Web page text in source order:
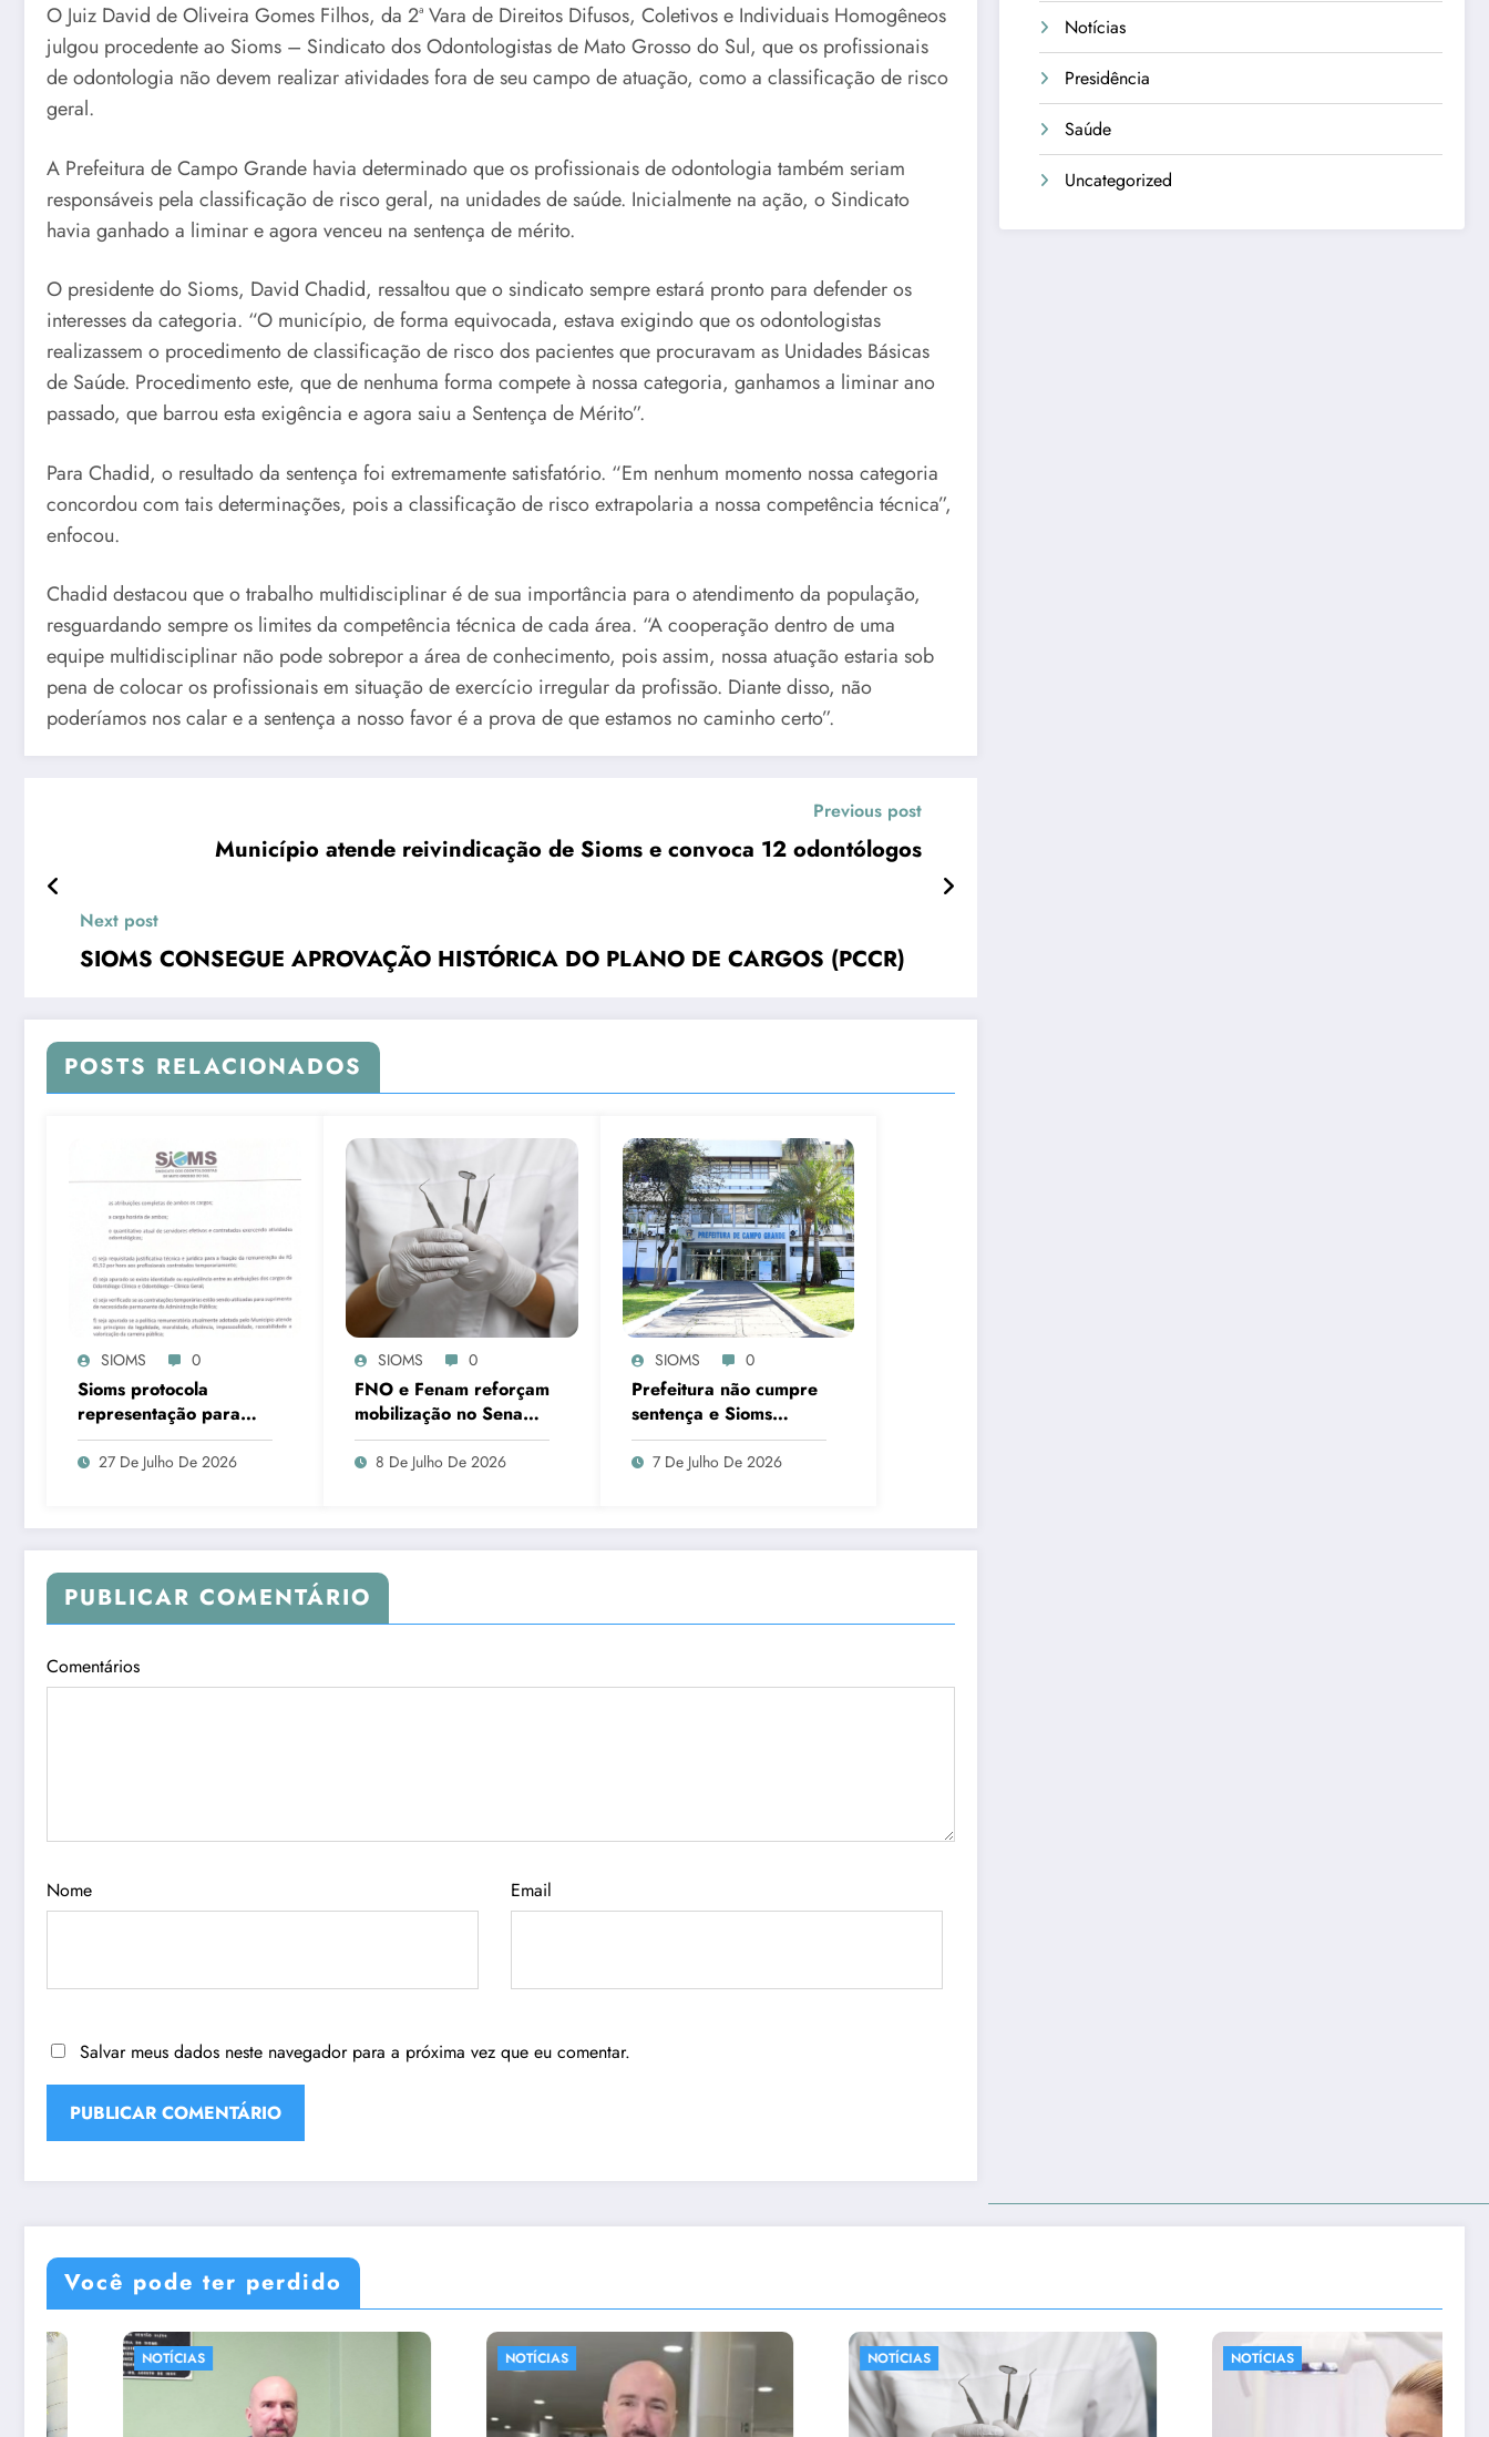
O Juiz David de Oliveira Gomes Filhos, da 2ª Vara de Direitos Difusos, Coletivos e Individuais Homogêneos
julgou procedente ao Sioms – Sindicato dos Odontologistas de Mato Grosso do Sul, que os profissionais
de odontologia não devem realizar atividades fora de seu campo de atuação, como a classificação de risco
geral.
A Prefeitura de Campo Grande havia determinado que os profissionais de odontologia também seriam
responsáveis pela classificação de risco geral, na unidades de saúde. Inicialmente na ação, o Sindicato
havia ganhado a liminar e agora venceu na sentença de mérito.
O presidente do Sioms, David Chadid, ressaltou que o sindicato sempre estará pronto para defender os
interesses da categoria. “O município, de forma equivocada, estava exigindo que os odontologistas
realizassem o procedimento de classificação de risco dos pacientes que procuravam as Unidades Básicas
de Saúde. Procedimento este, que de nenhuma forma compete à nossa categoria, ganhamos a liminar ano
passado, que barrou esta exigência e agora saiu a Sentença de Mérito”.
Para Chadid, o resultado da sentença foi extremamente satisfatório. “Em nenhum momento nossa categoria
concordou com tais determinações, pois a classificação de risco extrapolaria a nossa competência técnica”,
enfocou.
Chadid destacou que o trabalho multidisciplinar é de sua importância para o atendimento da população,
resguardando sempre os limites da competência técnica de cada área. “A cooperação dentro de uma
equipe multidisciplinar não pode sobrepor a área de conhecimento, pois assim, nossa atuação estaria sob
pena de colocar os profissionais em situação de exercício irregular da profissão. Diante disso, não
poderíamos nos calar e a sentença a nosso favor é a prova de que estamos no caminho certo”.
Previous post
Município atende reivindicação de Sioms e convoca 12 odontólogos
Next post
SIOMS CONSEGUE APROVAÇÃO HISTÓRICA DO PLANO DE CARGOS (PCCR)
POSTS RELACIONADOS
SIOMS 0
Sioms protocola
representação para
apuração violação aos
princípios
em Ladário
27 De Julho De 2026
SIOMS 0
FNO e Fenam reforçam
mobilização no Senado
pela aprovação do piso
de cirurgiões-dentistas
8 De Julho De 2026
SIOMS 0
Prefeitura não cumpre
sentença e Sioms
aciona a Justiça mais
uma vez
7 De Julho De 2026
PUBLICAR COMENTÁRIO
Comentários
Nome Email
Salvar meus dados neste navegador para a próxima vez que eu comentar.
Notícias
Presidência
Saúde
Uncategorized
Você pode ter perdido
NOTÍCIAS NOTÍCIAS